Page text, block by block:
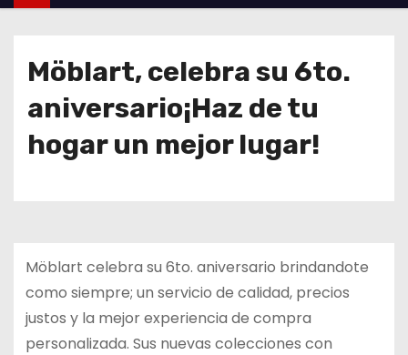
Möblart, celebra su 6to.
aniversario¡Haz de tu
hogar un mejor lugar!
Möblart celebra su 6to. aniversario brindandote
como siempre; un servicio de calidad, precios
justos y la mejor experiencia de compra
personalizada. Sus nuevas colecciones con